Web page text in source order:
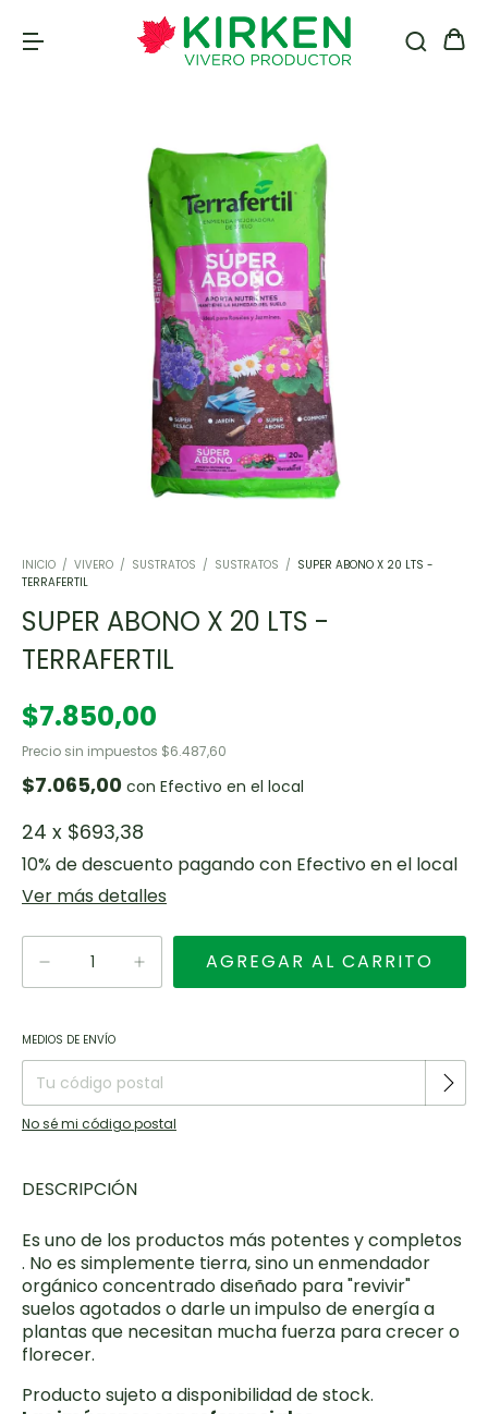
INICIO / VIVERO / SUSTRATOS / SUSTRATOS / SUPER ABONO X 20 LTS -
TERRAFERTIL
SUPER ABONO X 20 LTS -
TERRAFERTIL
$7.850,00
Precio sin impuestos $6.487,60
$7.065,00 con Efectivo en el local
24 x $693,38
10% de descuento pagando con Efectivo en el local
Ver más detalles
Entregas para el CP:
MEDIOS DE ENVÍO
No sé mi código postal
DESCRIPCIÓN
Es uno de los productos más potentes y completos
. No es simplemente tierra, sino un enmendador
orgánico concentrado diseñado para "revivir"
suelos agotados o darle un impulso de energía a
plantas que necesitan mucha fuerza para crecer o
florecer.
Producto sujeto a disponibilidad de stock.